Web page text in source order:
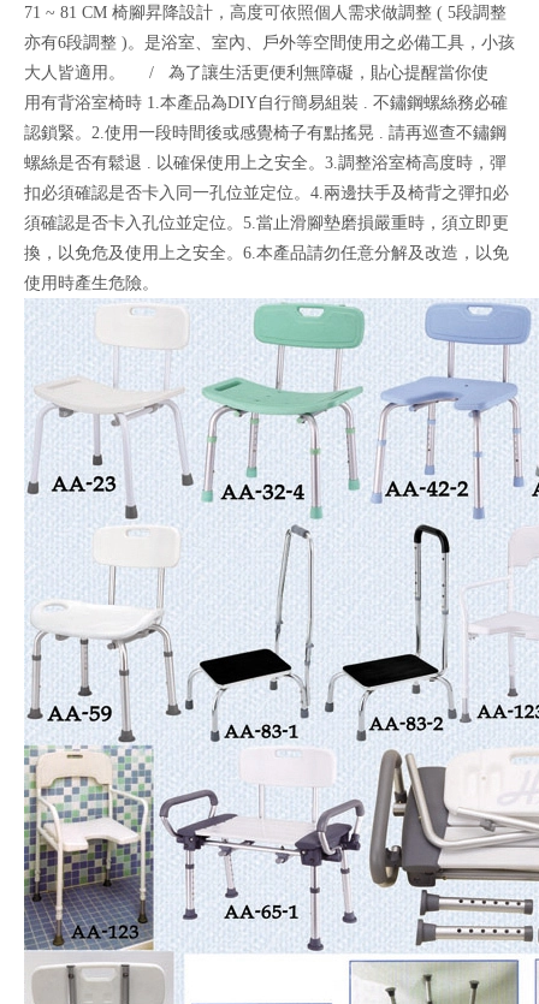
71 ~ 81 CM 椅腳昇降設計，高度可依照個人需求做調整 ( 5段調整
亦有6段調整 )。是浴室、室內、戶外等空間使用之必備工具，小孩
大人皆適用。 / 為了讓生活更便利無障礙，貼心提醒當你使
用有背浴室椅時 1.本產品為DIY自行簡易組裝 . 不鏽鋼螺絲務必確
認鎖緊。2.使用一段時間後或感覺椅子有點搖晃 . 請再巡查不鏽鋼
螺絲是否有鬆退 . 以確保使用上之安全。3.調整浴室椅高度時，彈
扣必須確認是否卡入同一孔位並定位。4.兩邊扶手及椅背之彈扣必
須確認是否卡入孔位並定位。5.當止滑腳墊磨損嚴重時，須立即更
換，以免危及使用上之安全。6.本產品請勿任意分解及改造，以免
使用時產生危險。